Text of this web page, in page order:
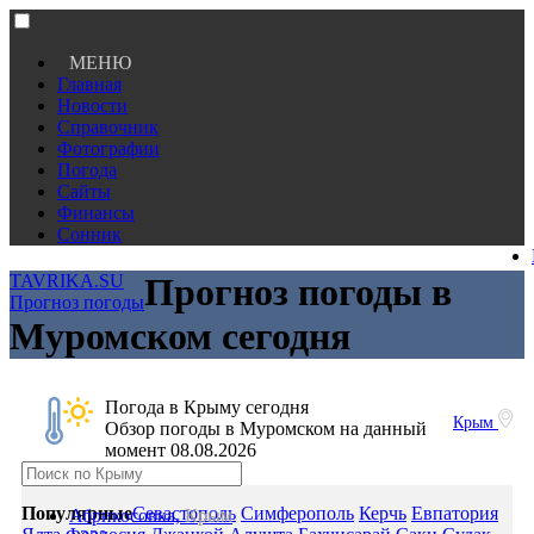
МЕНЮ
Главная
Новости
Справочник
Фотографии
Погода
Сайты
Финансы
Сонник
TAVRIKA.SU
Прогноз погодыПрогноз погоды в
Муромском сегодня
Крым
Погода в Крыму сегодня
Обзор погоды в Муромском на данный
момент 08.08.2026
Абрикосовка,Крым
ПопулярныеСевастополь Симферополь Керчь Евпатория